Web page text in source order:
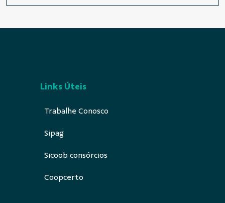
Links Úteis
Trabalhe Conosco
Sipag
Sicoob consórcios
Coopcerto